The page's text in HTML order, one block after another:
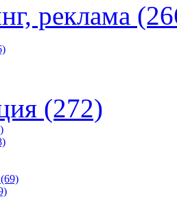
реклама
(272)
(69)